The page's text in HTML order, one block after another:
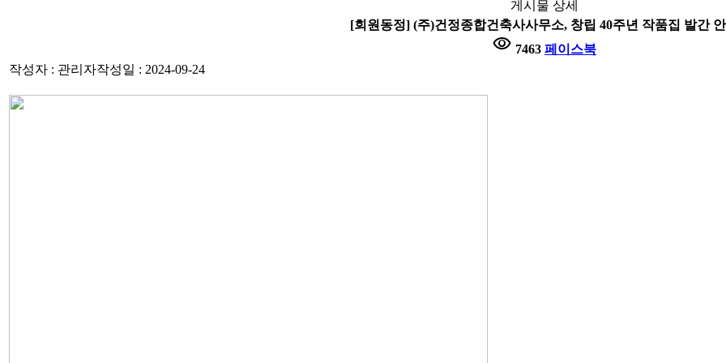
게시물 상세
[회원동정] (주)건정종합건축사사무소, 창립 40주년 작품집 발간
visibility 7463 페이스북
작성자 : 관리자작성일 : 2024-09-24